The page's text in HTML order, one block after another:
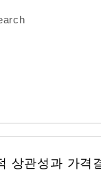
상관성과 가격